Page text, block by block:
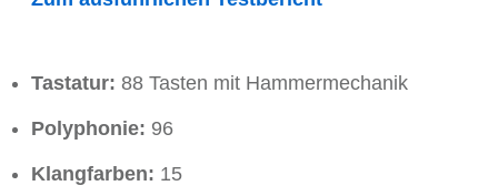
Tastatur: 88 Tasten mit Hammermechanik
Polyphonie: 96
Klangfarben: 15